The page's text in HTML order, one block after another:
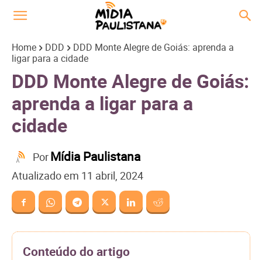
Home DDD
DDD Monte Alegre de Goiás: aprenda a
ligar para a cidade
DDD Monte Alegre de Goiás:
aprenda a ligar para a
cidade
PorMídia Paulistana
Atualizado em 11 abril, 2024
Conteúdo do artigo